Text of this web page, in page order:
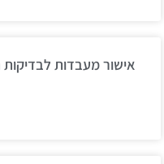
אישור מעבדות